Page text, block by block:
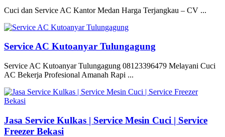
Cuci dan Service AC Kantor Medan Harga Terjangkau – CV ...
Service AC Kutoanyar Tulungagung
Service AC Kutoanyar Tulungagung 08123396479 Melayani Cuci
AC Bekerja Profesional Amanah Rapi ...
Jasa Service Kulkas | Service Mesin Cuci | Service
Freezer Bekasi